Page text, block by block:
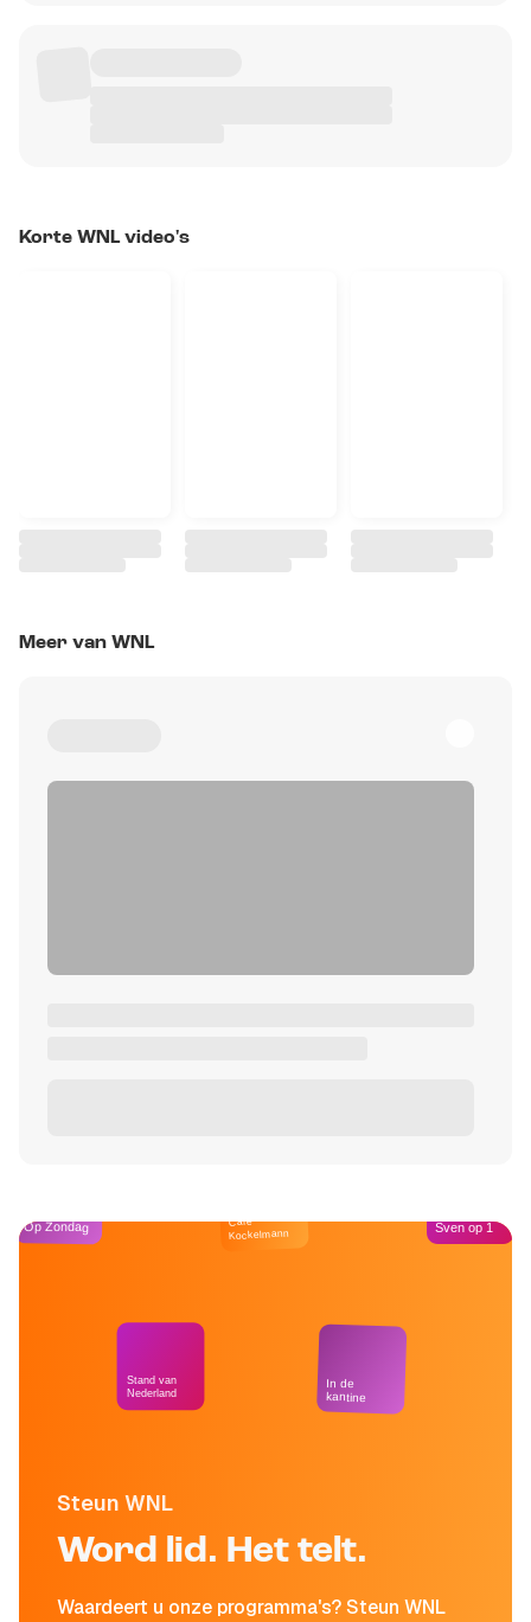
Korte WNL video's
Meer van WNL
Steun WNL
Word lid. Het telt.
Waardeert u onze programma's? Steun WNL
Op Zondag
Stand van
Nederland
Café
Kockelmann
In de
kantine
Sven op 1